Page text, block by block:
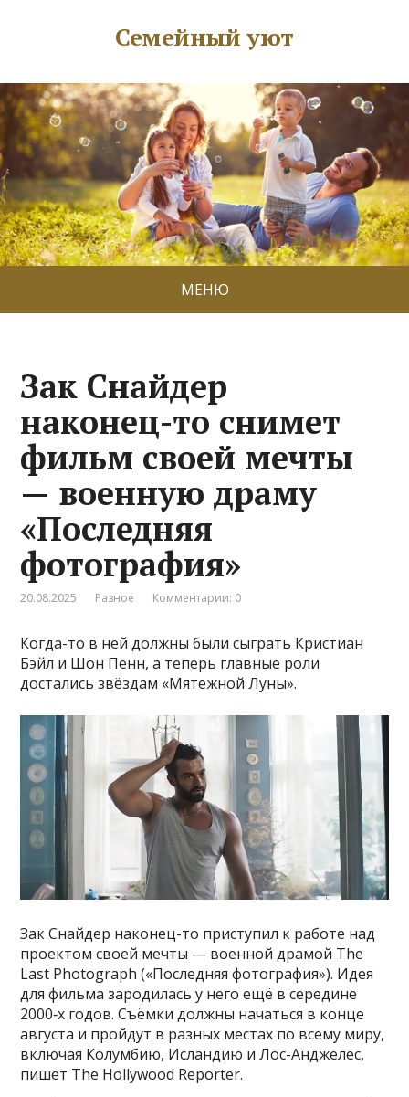
Семейный уют
МЕНЮ
Зак Снайдер
наконец-то снимет
фильм своей мечты
— военную драму
«Последняя
фотография»
20.08.2025 Разное Комментарии: 0
Когда-то в ней должны были сыграть Кристиан
Бэйл и Шон Пенн, а теперь главные роли
достались звёздам «Мятежной Луны».
Зак Снайдер наконец-то приступил к работе над
проектом своей мечты — военной драмой The
Last Photograph («Последняя фотография»). Идея
для фильма зародилась у него ещё в середине
2000‑х годов. Съёмки должны начаться в конце
августа и пройдут в разных местах по всему миру,
включая Колумбию, Исландию и Лос-Анджелес,
пишет The Hollywood Reporter.